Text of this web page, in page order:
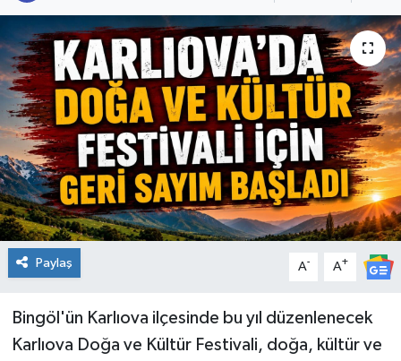
Paylaş A- A+
Bingöl'ün Karlıova ilçesinde bu yıl düzenlenecek
Karlıova Doğa ve Kültür Festivali, doğa, kültür ve
KİĞI
MERKEZ
RESMİ İLANLAR
SAĞLIK
SİYASET
SOLHAN
YAYLADERE